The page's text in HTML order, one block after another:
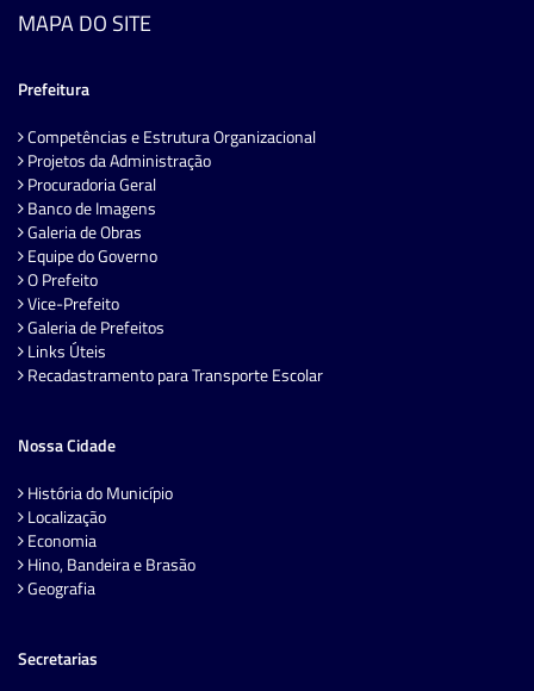
MAPA DO SITE
Prefeitura
Competências e Estrutura Organizacional
Projetos da Administração
Procuradoria Geral
Banco de Imagens
Galeria de Obras
Equipe do Governo
O Prefeito
Vice-Prefeito
Galeria de Prefeitos
Links Úteis
Recadastramento para Transporte Escolar
Nossa Cidade
História do Município
Localização
Economia
Hino, Bandeira e Brasão
Geografia
Secretarias